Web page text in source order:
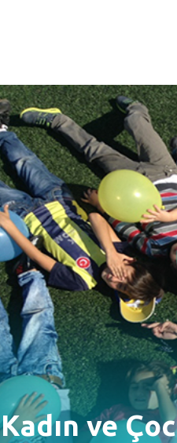
Kadın ve